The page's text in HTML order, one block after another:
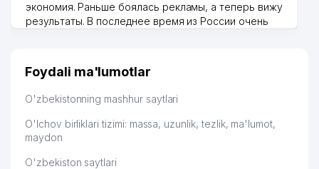
экономия. Раньше боялась рекламы, а теперь вижу
результаты. В последнее время из России очень
дальше развиваюсь потихоньку😊
Hamida 03.08.2026 12:45:39
Foydali ma'lumotlar
O'zbekistonning mashhur saytlari
O'lchov birliklari tizimi: massa, uzunlik, tezlik, ma'lumot,
maydon
O'zbekiston saytlari